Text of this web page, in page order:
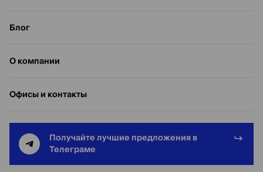
Блог
О компании
Офисы и контакты
Получайте лучшие предложения в
Телеграме